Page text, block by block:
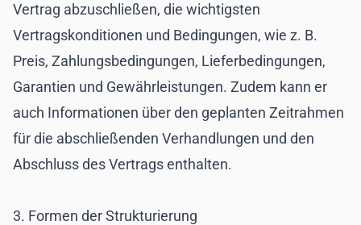
Vertrag abzuschließen, die wichtigsten
Vertragskonditionen und Bedingungen, wie z. B.
Preis, Zahlungsbedingungen, Lieferbedingungen,
Garantien und Gewährleistungen. Zudem kann er
auch Informationen über den geplanten Zeitrahmen
für die abschließenden Verhandlungen und den
Abschluss des Vertrags enthalten.
3. Formen der Strukturierung